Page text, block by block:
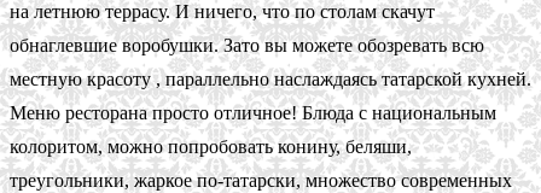
на летнюю террасу. И ничего, что по столам скачут
обнаглевшие воробушки. Зато вы можете обозревать всю
местную красоту , параллельно наслаждаясь татарской кухней.
Меню ресторана просто отличное! Блюда с национальным
колоритом, можно попробовать конину, беляши,
треугольники, жаркое по-татарски, множество современных